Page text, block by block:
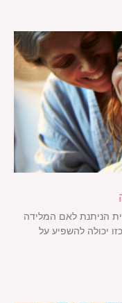
הניתנת לאם המלידה
יכולה להשפיע על